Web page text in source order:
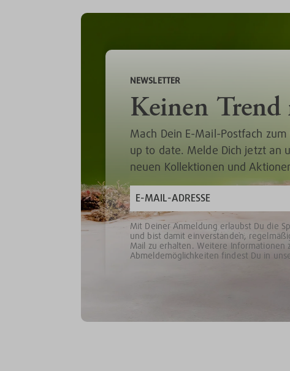
NEWSLETTER
Keinen Trend
Mach Dein E-Mail-Postfach
up to date. Melde Dich jetzt an
neuen Kollektionen und
Mit Deiner Anmeldung erlaubst Du die
und bist damit einverstanden,
Mail zu erhalten. Weitere
Abmeldemöglichkeiten findest Du in